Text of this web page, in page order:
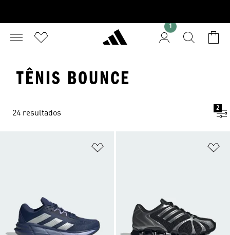
1
TÊNIS BOUNCE
24 resultados
2